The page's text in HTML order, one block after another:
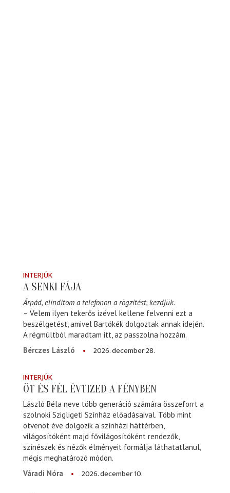
INTERJÚK
A SENKI FÁJA
Árpád, elindítom a telefonon a rögzítést, kezdjük.
– Velem ilyen tekerős izével kellene felvenni ezt a
beszélgetést, amivel Bartókék dolgoztak annak idején.
A régmúltból maradtam itt, az passzolna hozzám.
Bérczes László
2026. december 28.
INTERJÚK
ÖT ÉS FÉL ÉVTIZED A FÉNYBEN
László Béla neve több generáció számára összeforrt a
szolnoki Szigligeti Színház előadásaival. Több mint
ötvenöt éve dolgozik a színházi háttérben,
világosítóként majd fővilágosítóként rendezők,
színészek és nézők élményeit formálja láthatatlanul,
mégis meghatározó módon.
Váradi Nóra
2026. december 10.